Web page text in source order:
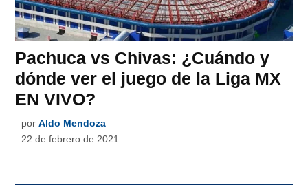
Pachuca vs Chivas: ¿Cuándo y
dónde ver el juego de la Liga MX
EN VIVO?
por Aldo Mendoza
22 de febrero de 2021